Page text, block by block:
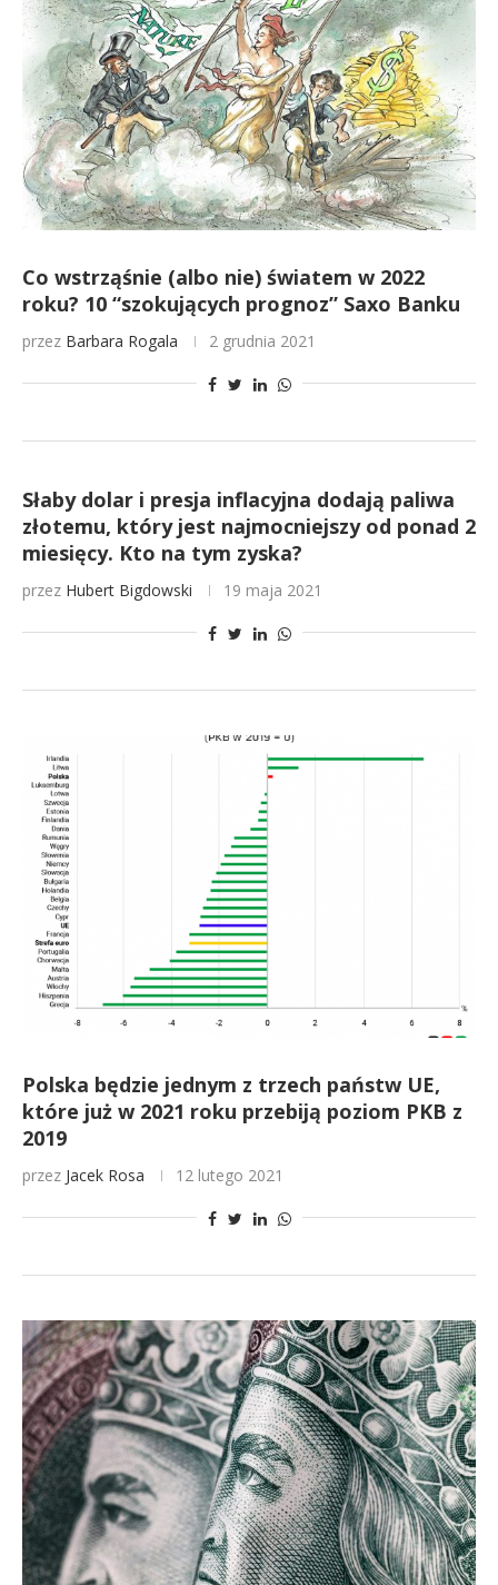
Co wstrząśnie (albo nie) światem w 2022
roku? 10 “szokujących prognoz” Saxo Banku
przez Barbara Rogala 2 grudnia 2021
Słaby dolar i presja inflacyjna dodają paliwa
złotemu, który jest najmocniejszy od ponad 2
miesięcy. Kto na tym zyska?
przez Hubert Bigdowski 19 maja 2021
Polska będzie jednym z trzech państw UE,
które już w 2021 roku przebiją poziom PKB z
2019
przez Jacek Rosa 12 lutego 2021